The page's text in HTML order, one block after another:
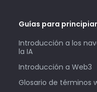
Guías para
Introducción a los
la IA
Introducción a Web3
Glosario de términos